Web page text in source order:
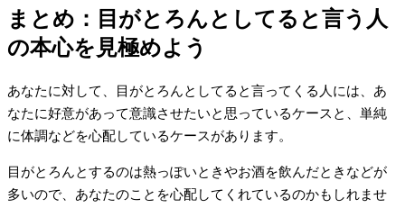
まとめ：目がとろんとしてると言う人
の本心を見極めよう
あなたに対して、目がとろんとしてると言ってくる人には、あ
なたに好意があって意識させたいと思っているケースと、単純
に体調などを心配しているケースがあります。
目がとろんとするのは熱っぽいときやお酒を飲んだときなどが
多いので、あなたのことを心配してくれているのかもしれませ